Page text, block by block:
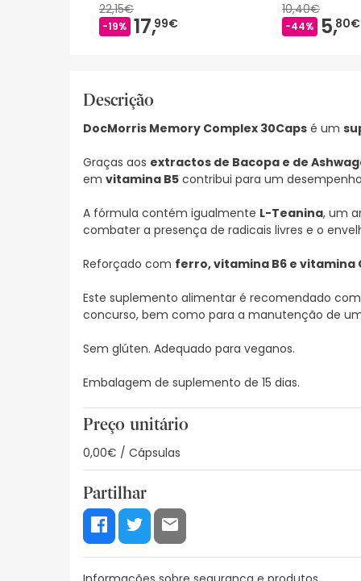
22,15€
-19% 17,99€
10,40€
-44% 5,80€
Descrição
DocMorris Memory Complex 30Caps é um
Graças aos extractos de Bacopa e de
em vitamina B5 contribui para um
A fórmula contém igualmente L-Teanina, um
combater a presença de radicais livres e o
Reforçado com ferro, vitamina B6 e vitamina
Este suplemento alimentar é recomendado
concurso, bem como para a manutenção de
Sem glúten. Adequado para veganos.
Embalagem de suplemento de 15 dias.
Preço unitário
0,00€ / Cápsulas
Partilhar